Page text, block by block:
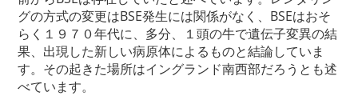
グの方式の変更はBSE発生には関係がなく、BSEはおそ
らく１９７０年代に、多分、１頭の牛で遺伝子変異の結
果、出現した新しい病原体によるものと結論していま
す。その起きた場所はイングランド南西部だろうとも述
べています。